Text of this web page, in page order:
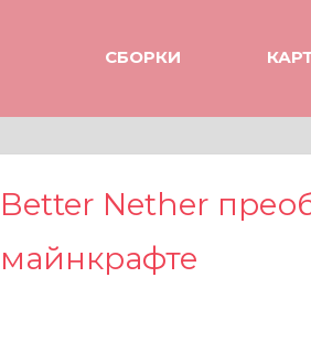
СБОРКИ
Better Nether
майнкрафте